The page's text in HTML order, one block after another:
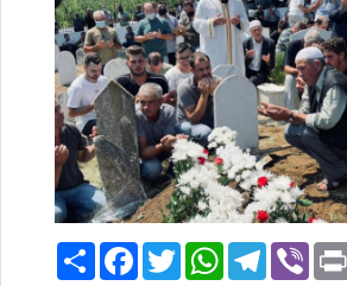
PaylaşFacebook
TwitterWhatsAppTelegram
Viber